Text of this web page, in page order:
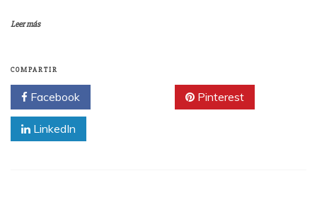
Leer más
COMPARTIR
Facebook Pinterest
LinkedIn